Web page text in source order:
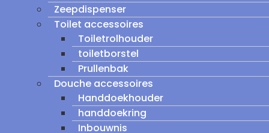
Zeepdispenser
Toilet accessoires
Toiletrolhouder
toiletborstel
Prullenbak
Douche accessoires
Handdoekhouder
handdoekring
Inbouwnis